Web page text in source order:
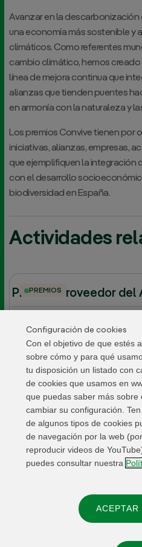
Avanzar en la descarbonización
una economía más sostenible y
climáticos. Como referentes
cambio climático, hemos creado
línea de mejora continua que
alianzas que tienden puentes
en armonía con la naturaleza y
Los premios Convive tienen por
iniciativas, alianzas, empresas,
que ejemplifiquen la integración
con el desarrollo
biodiversidad en España.
Actividades
PREMIOS
Premios Proveedor del
PREMIOS
Premios Supera 2026
2026
Semana del
Internacionales de
Configuración de cookies
Con el objetivo de que estés
sobre cómo y para qué
tu disposición un listado con
de cookies que usamos en
que puedas saber más sobre
cambiar su configuración.
de algunos tipos de cookies
de navegación por la web
reproducir videos de
puedes consultar nuestra
ACEPTAR